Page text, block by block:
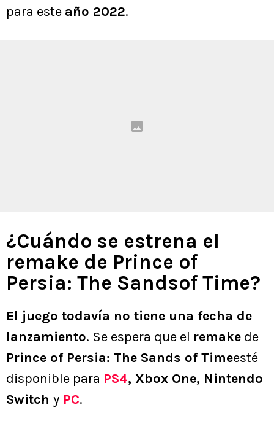
para este año 2022.
¿Cuándo se estrena el
remake de Prince of
Persia: The Sandsof Time?
El juego todavía no tiene una fecha de
lanzamiento. Se espera que el remake de
Prince of Persia: The Sands of Timeesté
disponible para PS4, Xbox One, Nintendo
Switch y PC.